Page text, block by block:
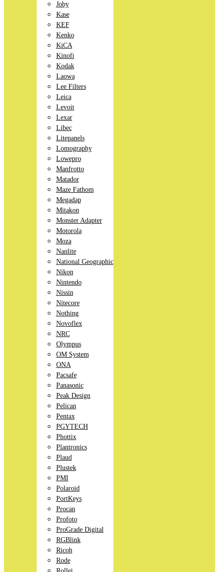
Joby
Kase
KEF
Kenko
KiCA
Kinofi
Kodak
Laowa
Lee Filters
Leica
Levoit
Lexar
Libec
Litepanels
Lomography
Lowepro
Manfrotto
Matador
Maze Fathom
Megadap
Mitakon
Monster Adapter
Motorola
Moza
Nanlite
National Geographic
Nikon
Nintendo
Nissin
Nitecore
Nothing
Novoflex
NRC
Olympus
OM System
ONA
Pacsafe
Panasonic
Peak Design
Pelican
Pentax
PGYTECH
Phottix
Plantronics
Plaud
Plustek
PMI
Polaroid
PortKeys
Procan
Profoto
ProGrade Digital
RGBlink
Ricoh
Rode